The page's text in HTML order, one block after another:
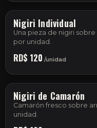
FOTO
Nigiri Individual
Una pieza de nigiri
por unidad.
RD$ 120 /unidad
Nigiri de Camarón
Camarón fresco sobre
unidad.